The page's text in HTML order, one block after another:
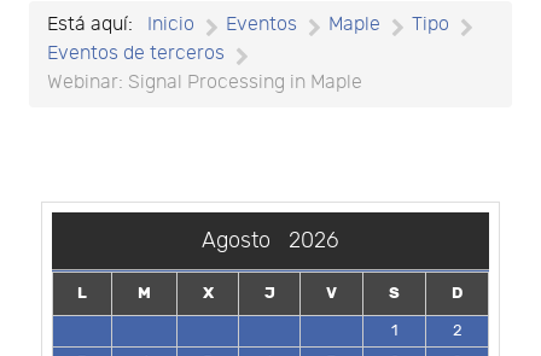
Está aquí: Inicio Eventos Maple
Tipo
Eventos de terceros
Webinar: Signal Processing in Maple
Agosto 2026
L M X J V S
D
1
2